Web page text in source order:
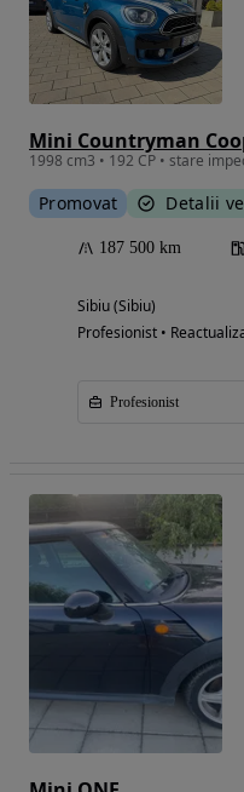
Mini Countryman
1998 cm3 • 192 CP • stare
Promovat Detalii
187 500 km
Sibiu (Sibiu)
Profesionist •
Profesionist